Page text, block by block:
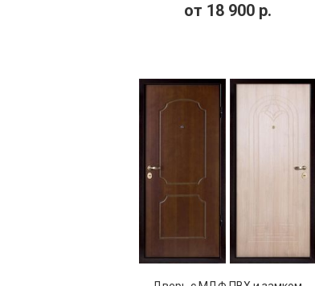
от 18 900р.